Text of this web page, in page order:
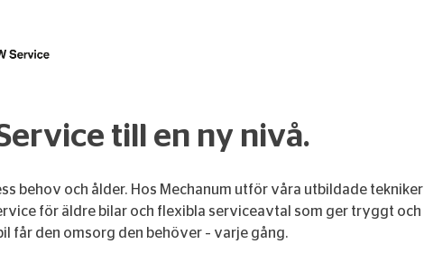
till en ny nivå.
behov och ålder. Hos Mechanum utför våra utbildade tekniker
för äldre bilar och flexibla serviceavtal som ger tryggt och
får den omsorg den behöver – varje gång.